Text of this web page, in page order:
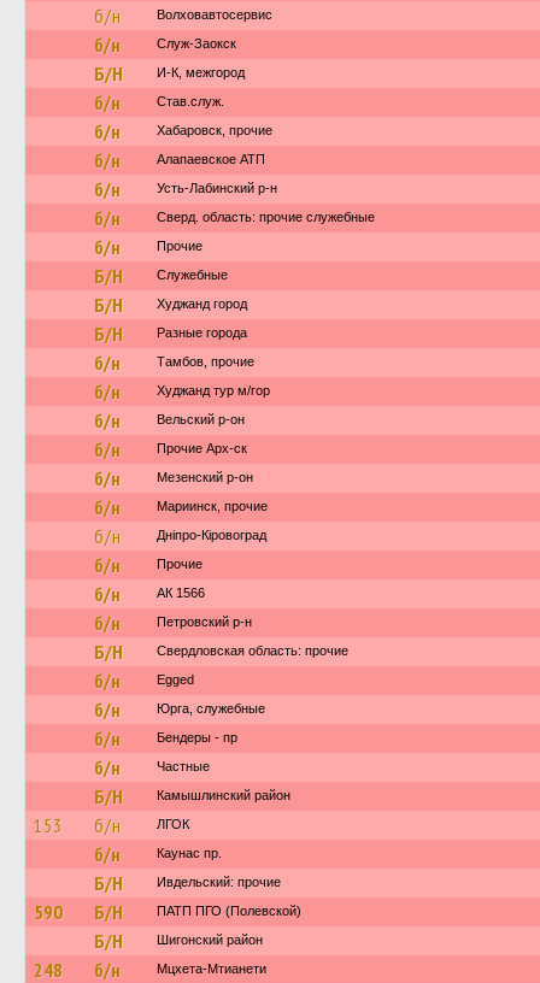
б/н Волховавтосервис
б/н Служ-Заокск
Б/Н И-К, межгород
б/н Став.служ.
б/н Хабаровск, прочие
б/н Алапаевское АТП
б/н Усть-Лабинский р-н
б/н Сверд. область: прочие служебные
б/н Прочие
Б/Н Служебные
Б/Н Худжанд город
Б/Н Разные города
б/н Тамбов, прочие
б/н Худжанд тур м/гор
б/н Вельский р-он
б/н Прочие Арх-ск
б/н Мезенский р-он
б/н Мариинск, прочие
б/н Дніпро-Кіровоград
б/н Прочие
б/н АК 1566
б/н Петровский р-н
Б/Н Свердловская область: прочие
б/н Egged
б/н Юрга, служебные
б/н Бендеры - пр
б/н Частные
Б/Н Камышлинский район
153 б/н ЛГОК
б/н Каунас пр.
Б/Н Ивдельский: прочие
590 Б/Н ПАТП ПГО (Полевской)
Б/Н Шигонский район
248 б/н Мцхета-Мтианети